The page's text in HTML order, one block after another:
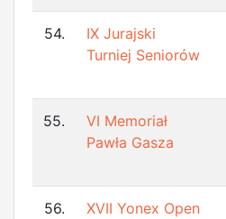
54.
IX Jurajski
Turniej Seniorów
55.
VI Memoriał
Pawła Gasza
56.
XVII Yonex Open